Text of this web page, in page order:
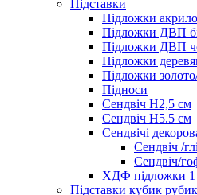
Підставки
Підложки
Підложки ДВП
Підложки ДВП
Підложки
Підложки
Підноси
Сендвіч H2,5 см
Сендвіч H5.5 см
Сендвічі
Сендвіч /
Сендвіч/
ХДФ підложки 1
Підставки кубик